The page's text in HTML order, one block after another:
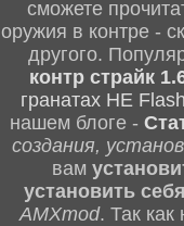
сможете
оружия в контре -
другого.
контр страйк
гранатах HE
нашем блоге -
создания,
вам
установить
AMXmod. Так как